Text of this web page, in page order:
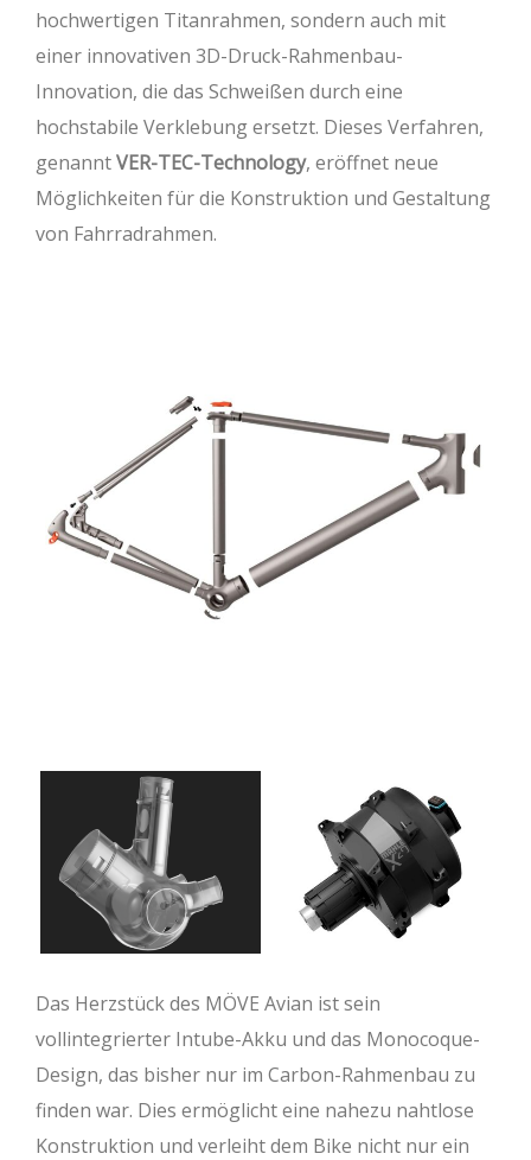
hochwertigen Titanrahmen, sondern auch mit
einer innovativen 3D-Druck-Rahmenbau-
Innovation, die das Schweißen durch eine
hochstabile Verklebung ersetzt. Dieses Verfahren,
genanntVER-TEC-Technology, eröffnet neue
Möglichkeiten für die Konstruktion und Gestaltung
von Fahrradrahmen.
Das Herzstück des MÖVE Avian ist sein
vollintegrierter Intube-Akku und das Monocoque-
Design, das bisher nur im Carbon-Rahmenbau zu
finden war. Dies ermöglicht eine nahezu nahtlose
Konstruktion und verleiht dem Bike nicht nur ein